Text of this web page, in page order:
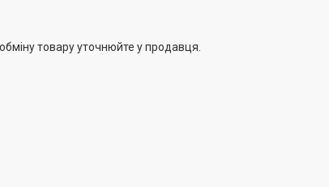
товару уточнюйте у продавця.